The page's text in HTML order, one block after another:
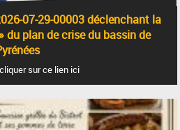
07-29-00003 déclenchant la
du plan de crise du bassin de
sur ce lien ici